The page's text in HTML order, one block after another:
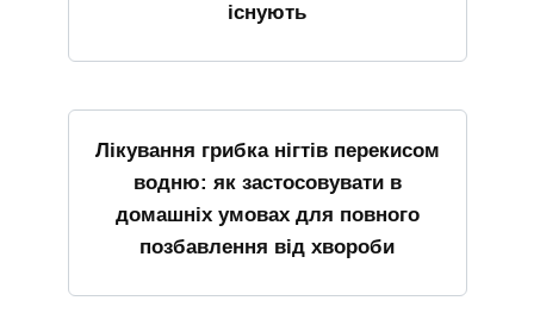
існують
Лікування грибка нігтів перекисом
водню: як застосовувати в
домашніх умовах для повного
позбавлення від хвороби